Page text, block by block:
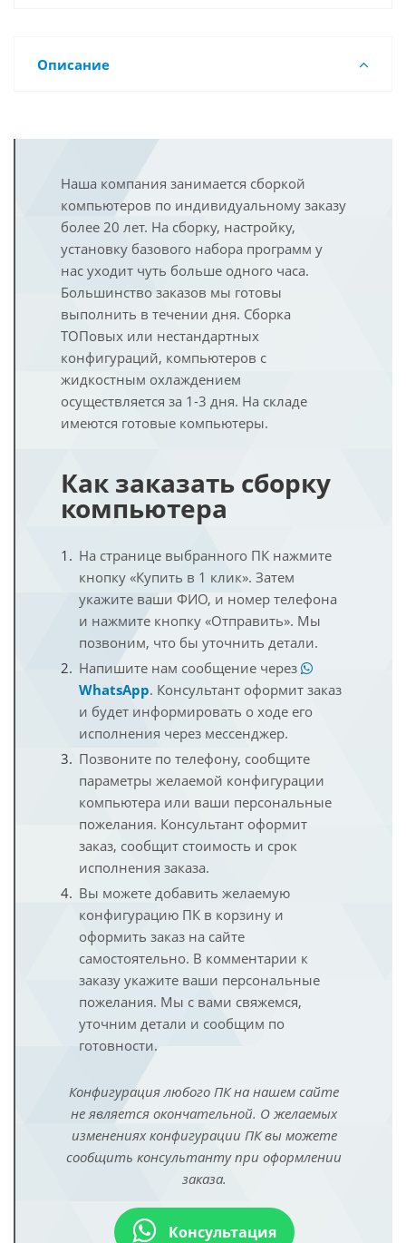
Описание
Наша компания занимается сборкой
компьютеров по индивидуальному заказу
более 20 лет. На сборку, настройку,
установку базового набора программ у
нас уходит чуть больше одного часа.
Большинство заказов мы готовы
выполнить в течении дня. Сборка
ТОПовых или нестандартных
конфигураций, компьютеров с
жидкостным охлаждением
осуществляется за 1-3 дня. На складе
имеются готовые компьютеры.
Как заказать сборку
компьютера
На странице выбранного ПК нажмите
кнопку «Купить в 1 клик». Затем
укажите ваши ФИО, и номер телефона
и нажмите кнопку «Отправить». Мы
позвоним, что бы уточнить детали.
Напишите нам сообщение через
WhatsApp. Консультант оформит заказ
и будет информировать о ходе его
исполнения через мессенджер.
Позвоните по телефону, сообщите
параметры желаемой конфигурации
компьютера или ваши персональные
пожелания. Консультант оформит
заказ, сообщит стоимость и срок
исполнения заказа.
Вы можете добавить желаемую
конфигурацию ПК в корзину и
оформить заказ на сайте
самостоятельно. В комментарии к
заказу укажите ваши персональные
пожелания. Мы с вами свяжемся,
уточним детали и сообщим по
готовности.
Конфигурация любого ПК на нашем сайте
не является окончательной. О желаемых
изменениях конфигурации ПК вы можете
сообщить консультанту при оформлении
заказа.
Консультация